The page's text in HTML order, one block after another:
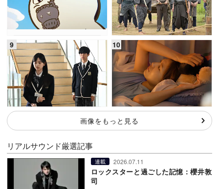
画像をもっと見る
リアルサウンド厳選記事
連載 2026.07.11
ロックスターと過ごした記憶：櫻井敦
司